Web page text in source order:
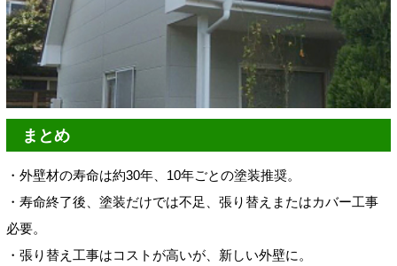
まとめ
・外壁材の寿命は約30年、10年ごとの塗装推奨。
・寿命終了後、塗装だけでは不足、張り替えまたはカバー工事
必要。
・張り替え工事はコストが高いが、新しい外壁に。